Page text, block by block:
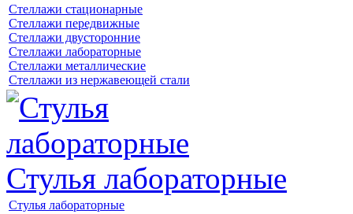
Стеллажи стационарные
Стеллажи передвижные
Стеллажи двусторонние
Стеллажи лабораторные
Стеллажи металлические
Стеллажи из нержавеющей стали
Стулья лабораторные
Стулья лабораторные